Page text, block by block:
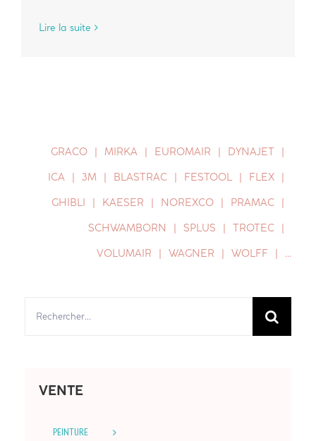
Lire la suite
GRACO MIRKA EUROMAIR
DYNAJET
ICA
3M BLASTRAC FESTOOL
FLEX
GHIBLI
KAESER NOREXCO
PRAMAC
SCHWAMBORN
SPLUS
TROTEC
VOLUMAIR
WAGNER WOLFF …
VENTE
PEINTURE